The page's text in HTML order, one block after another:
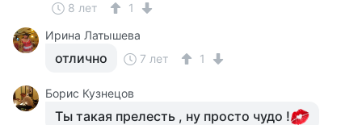
8 лет
1
Ирина Латышева
отлично 7 лет 1
Борис Кузнецов
Ты такая прелесть , ну просто чудо !